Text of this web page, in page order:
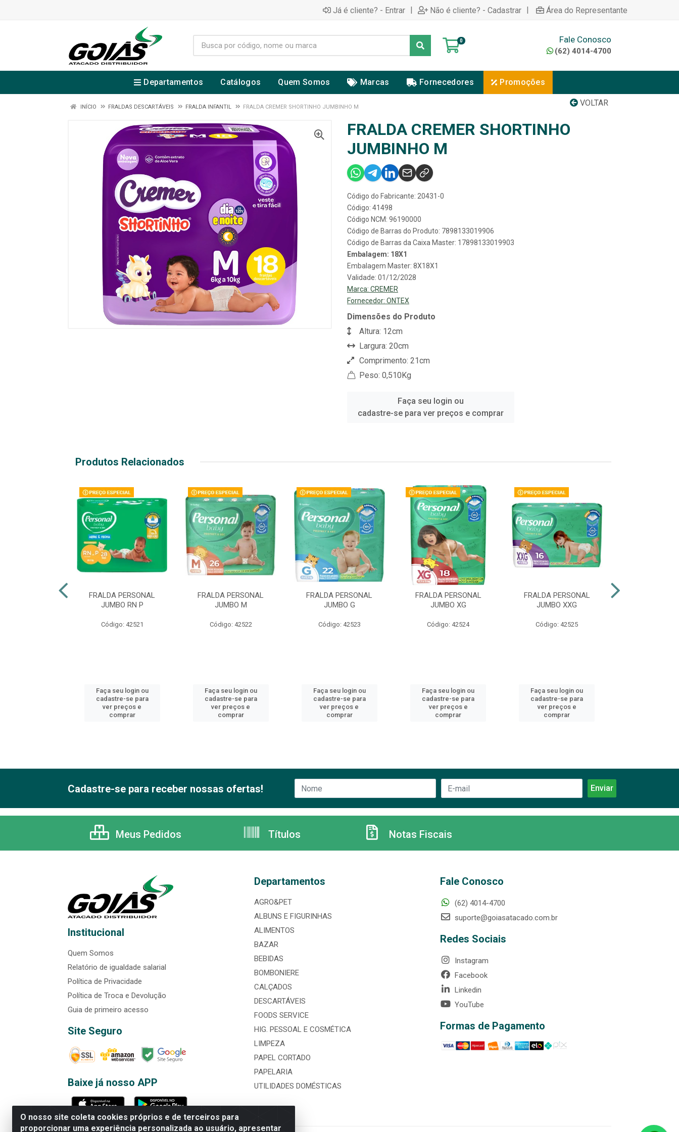
Já é cliente? - Entrar | Não é cliente? - Cadastrar | Área do Representante
0 Fale Conosco
(62) 4014-4700
Departamentos Catálogos Quem Somos Marcas Fornecedores Promoções
VOLTAR
INÍCIO FRALDAS DESCARTÁVEIS FRALDA INFANTIL FRALDA CREMER SHORTINHO JUMBINHO M
FRALDA CREMER SHORTINHO
JUMBINHO M
Código do Fabricante: 20431-0
Código: 41498
Código NCM: 96190000
Código de Barras do Produto: 7898133019906
Código de Barras da Caixa Master: 17898133019903
Embalagem: 18X1
Embalagem Master: 8X18X1
Validade: 01/12/2028
Marca: CREMER
Fornecedor: ONTEX
Dimensões do Produto
Altura: 12cm
Largura: 20cm
Comprimento: 21cm
Peso: 0,510Kg
Faça seu login ou
cadastre-se para ver preços e comprar
Produtos Relacionados
FRALDA PERSONAL
JUMBO RN P
Código: 42521
Faça seu login ou
cadastre-se para
ver preços e
comprar
FRALDA PERSONAL
JUMBO M
Código: 42522
Faça seu login ou
cadastre-se para
ver preços e
comprar
FRALDA PERSONAL
JUMBO G
Código: 42523
Faça seu login ou
cadastre-se para
ver preços e
comprar
FRALDA PERSONAL
JUMBO XG
Código: 42524
Faça seu login ou
cadastre-se para
ver preços e
comprar
FRALDA PERSONAL
JUMBO XXG
Código: 42525
Faça seu login ou
cadastre-se para
ver preços e
comprar
O nosso site coleta cookies próprios e de terceiros para
proporcionar uma experiência personalizada ao usuário, apresentar
Cadastre-se para receber nossas ofertas!
Meus Pedidos Títulos Notas Fiscais
Institucional
Quem Somos
Relatório de igualdade salarial
Política de Privacidade
Política de Troca e Devolução
Guia de primeiro acesso
Site Seguro
Baixe já nosso APP
Departamentos
AGRO&PET
ALBUNS E FIGURINHAS
ALIMENTOS
BAZAR
BEBIDAS
BOMBONIERE
CALÇADOS
DESCARTÁVEIS
FOODS SERVICE
HIG. PESSOAL E COSMÉTICA
LIMPEZA
PAPEL CORTADO
PAPELARIA
UTILIDADES DOMÉSTICAS
Fale Conosco
(62) 4014-4700
suporte@goiasatacado.com.br
Redes Sociais
Instagram
Facebook
Linkedin
YouTube
Formas de Pagamento